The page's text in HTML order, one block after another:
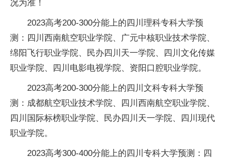
况为准！
2023高考200-300分能上的四川理科专科大学预
测：四川西南航空职业学院、广元中核职业技术学院、
绵阳飞行职业学院、民办四川天一学院、四川文化传媒
职业学院、四川电影电视学院、资阳口腔职业学院。
2023高考200-300分能上的四川文科专科大学预
测：成都航空职业技术学院、四川西南航空职业学院、
四川国际标榜职业学院、民办四川天一学院、四川现代
职业学院。
2023高考300-400分能上的四川专科大学预测：四